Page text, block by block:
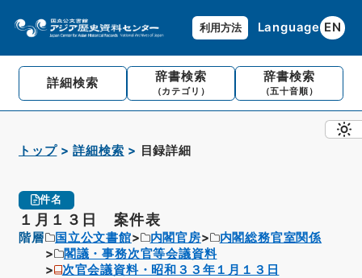
利用方法 Language EN
詳細検索 辞書検索
（カテゴリ）
辞書検索
（五十音順）
トップ 詳細検索 目録詳細
件名
１月１３日 案件表
階層 国立公文書館 内閣官房
内閣総務官室関係
閣議・事務次官等会議資料
次官会議資料・昭和３３年１月１３日